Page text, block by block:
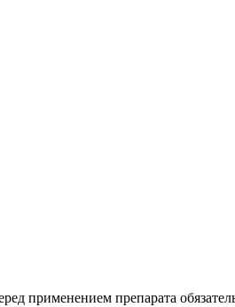
применением препарата